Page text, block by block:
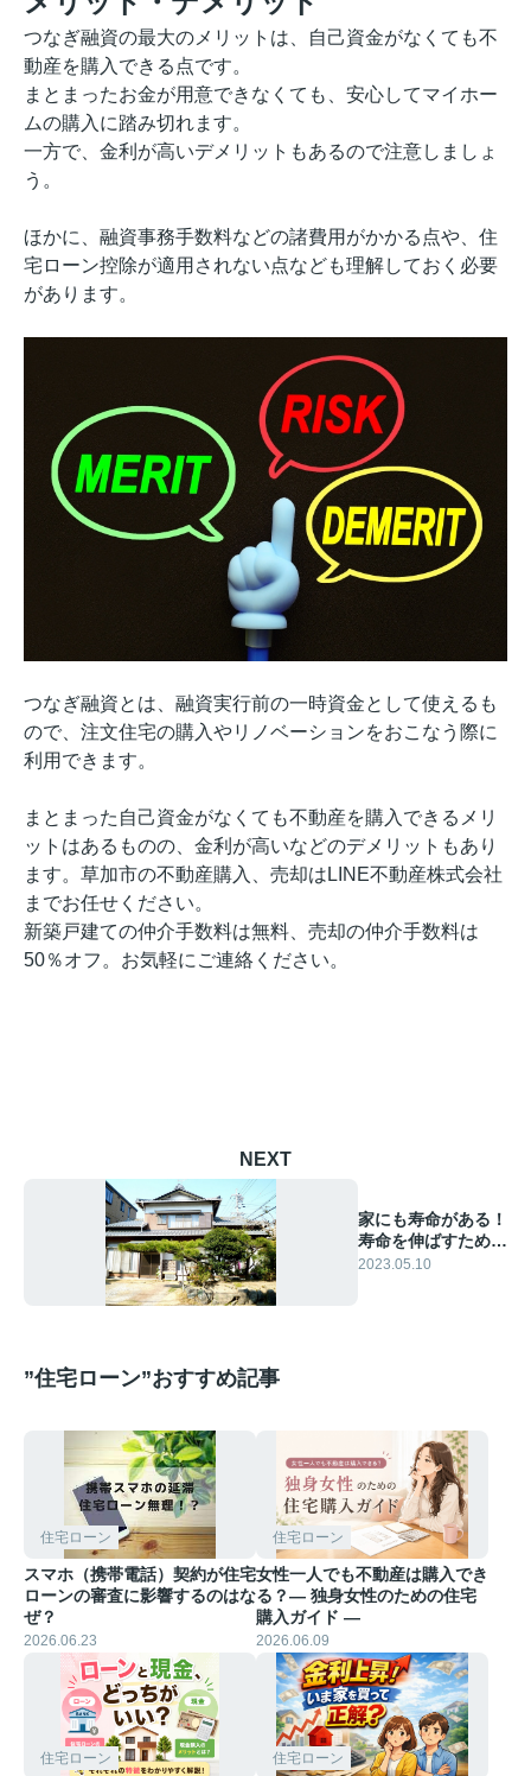
つなぎ融資の最大のメリットは、自己資金がなくても不
動産を購入できる点です。
まとまったお金が用意できなくても、安心してマイホー
ムの購入に踏み切れます。
一方で、金利が高いデメリットもあるので注意しましょ
う。
ほかに、融資事務手数料などの諸費用がかかる点や、住
宅ローン控除が適用されない点なども理解しておく必要
があります。
つなぎ融資とは、融資実行前の一時資金として使えるも
ので、注文住宅の購入やリノベーションをおこなう際に
利用できます。
まとまった自己資金がなくても不動産を購入できるメリ
ットはあるものの、金利が高いなどのデメリットもあり
ます。草加市の不動産購入、売却はLINE不動産株式会社
までお任せください。
新築戸建ての仲介手数料は無料、売却の仲介手数料は
50％オフ。 お気軽にご連絡ください。
NEXT
家にも寿命がある！
寿命を伸ばすために
できることと中古物
2023.05.10
”住宅ローン”おすすめ記事
住宅ローン
スマホ（携帯電話）契約が住宅
ローンの審査に影響するのはな
ぜ？
2026.06.23
住宅ローン
女性一人でも不動産は購入でき
る？― 独身女性のための住宅
購入ガイド ―
2026.06.09
住宅ローン 住宅ローン